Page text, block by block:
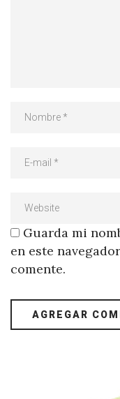
Guarda mi
en este
comente.